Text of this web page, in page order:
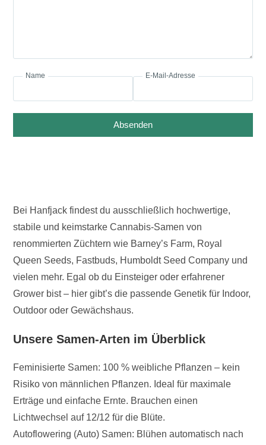
Name E-Mail-Adresse
Absenden
Bei Hanfjack findest du ausschließlich hochwertige,
stabile und keimstarke Cannabis-Samen von
renommierten Züchtern wie Barney’s Farm, Royal
Queen Seeds, Fastbuds, Humboldt Seed Company und
vielen mehr. Egal ob du Einsteiger oder erfahrener
Grower bist – hier gibt’s die passende Genetik für Indoor,
Outdoor oder Gewächshaus.
Unsere Samen-Arten im Überblick
Feminisierte Samen: 100 % weibliche Pflanzen – kein
Risiko von männlichen Pflanzen. Ideal für maximale
Erträge und einfache Ernte. Brauchen einen
Lichtwechsel auf 12/12 für die Blüte.
Autoflowering (Auto) Samen: Blühen automatisch nach